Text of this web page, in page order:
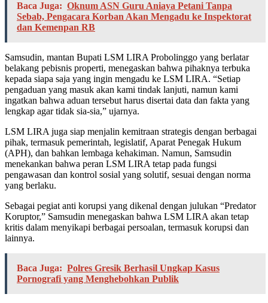
Baca Juga: Oknum ASN Guru Aniaya Petani Tanpa
Sebab, Pengacara Korban Akan Mengadu ke Inspektorat
dan Kemenpan RB
Samsudin, mantan Bupati LSM LIRA Probolinggo yang berlatar
belakang pebisnis properti, menegaskan bahwa pihaknya terbuka
kepada siapa saja yang ingin mengadu ke LSM LIRA. “Setiap
pengaduan yang masuk akan kami tindak lanjuti, namun kami
ingatkan bahwa aduan tersebut harus disertai data dan fakta yang
lengkap agar tidak sia-sia,” ujarnya.
LSM LIRA juga siap menjalin kemitraan strategis dengan berbagai
pihak, termasuk pemerintah, legislatif, Aparat Penegak Hukum
(APH), dan bahkan lembaga kehakiman. Namun, Samsudin
menekankan bahwa peran LSM LIRA tetap pada fungsi
pengawasan dan kontrol sosial yang solutif, sesuai dengan norma
yang berlaku.
Sebagai pegiat anti korupsi yang dikenal dengan julukan “Predator
Koruptor,” Samsudin menegaskan bahwa LSM LIRA akan tetap
kritis dalam menyikapi berbagai persoalan, termasuk korupsi dan
lainnya.
Baca Juga: Polres Gresik Berhasil Ungkap Kasus
Pornografi yang Menghebohkan Publik